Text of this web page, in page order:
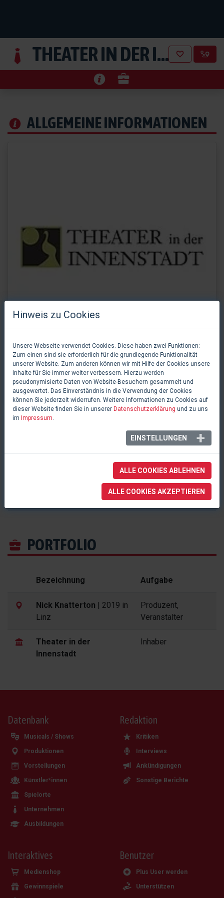
THEATER IN DER INNENSTADT E.U.
ALLGEMEINE INFORMATIONEN
Theater in der Innenstadt e.U.ein Unternehmen aus
Österreich
office@theater-innenstadt.at
PORTFOLIO
Bezeichnung Aufgabe
Nick Knatterton | 2019 in
Linz
Produzent,
Veranstalter
Theater in der
Innenstadt
Inhaber
Theater in der Innenstadt e.U.
Linz, Österreich
Datenbank
Musicals / Shows
Produktionen
Vorstellungen
Künstler*innen
Spielorte
Unternehmen
Ausbildungen
Redaktion
Kritiken
Interviews
Ankündigungen
Sonstige Berichte
Interaktives
Medienshop
Gewinnspiele
Benutzer
Plus User werden
Unterstützen
Hinweis zu Cookies
Unsere Webseite verwendet Cookies. Diese haben zwei Funktionen:
Zum einen sind sie erforderlich für die grundlegende Funktionalität
unserer Website. Zum anderen können wir mit Hilfe der Cookies unsere
Inhalte für Sie immer weiter verbessern. Hierzu werden
pseudonymisierte Daten von Website-Besuchern gesammelt und
ausgewertet. Das Einverständnis in die Verwendung der Cookies
können Sie jederzeit widerrufen. Weitere Informationen zu Cookies auf
dieser Website finden Sie in unserer Datenschutzerklärung und zu uns
im Impressum
EINSTELLUNGEN
ALLE COOKIES ABLEHNEN
ALLE COOKIES AKZEPTIEREN